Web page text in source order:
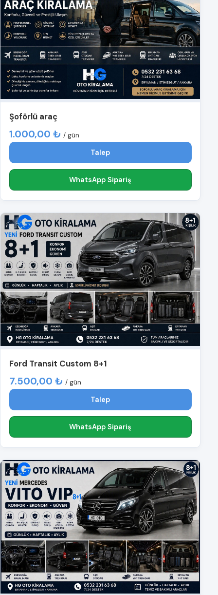
Şoförlü araç
1.000,00 ₺ / gün
Talep
WhatsApp Sipariş
Ford Transit Custom 8+1
7.500,00 ₺ / gün
Talep
WhatsApp Sipariş